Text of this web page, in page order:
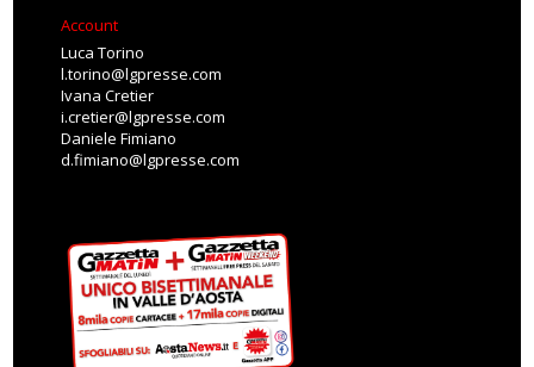
Account
Luca Torino
l.torino@lgpresse.com
Ivana Cretier
i.cretier@lgpresse.com
Daniele Fimiano
d.fimiano@lgpresse.com